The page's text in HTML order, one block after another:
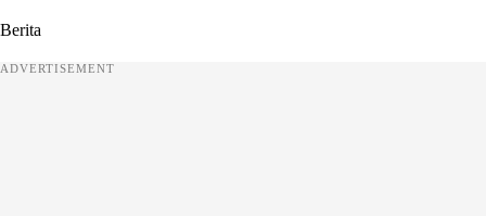
Berita
ADVERTISEMENT